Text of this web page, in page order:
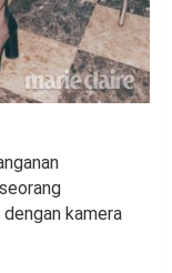
kamera